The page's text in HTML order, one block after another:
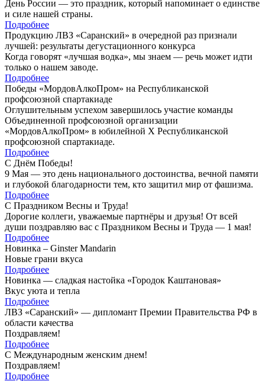
День России — это праздник, который напоминает о единстве
и силе нашей страны.
Подробнее
Продукцию ЛВЗ «Саранский» в очередной раз признали
лучшей: результаты дегустационного конкурса
Когда говорят «лучшая водка», мы знаем — речь может идти
только о нашем заводе.
Подробнее
Победы «МордовАлкоПром» на Республиканской
профсоюзной спартакиаде
Оглушительным успехом завершилось участие команды
Объединенной профсоюзной организации
«МордовАлкоПром» в юбилейной X Республиканской
профсоюзной спартакиаде.
Подробнее
С Днём Победы!
9 Мая — это день национального достоинства, вечной памяти
и глубокой благодарности тем, кто защитил мир от фашизма.
Подробнее
С Праздником Весны и Труда!
Дорогие коллеги, уважаемые партнёры и друзья! От всей
души поздравляю вас с Праздником Весны и Труда — 1 мая!
Подробнее
Новинка – Ginster Mandarin
Новые грани вкуса
Подробнее
Новинка — сладкая настойка «Городок Каштановая»
Вкус уюта и тепла
Подробнее
ЛВЗ «Саранский» — дипломант Премии Правительства РФ в
области качества
Поздравляем!
Подробнее
С Международным женским днем!
Поздравляем!
Подробнее